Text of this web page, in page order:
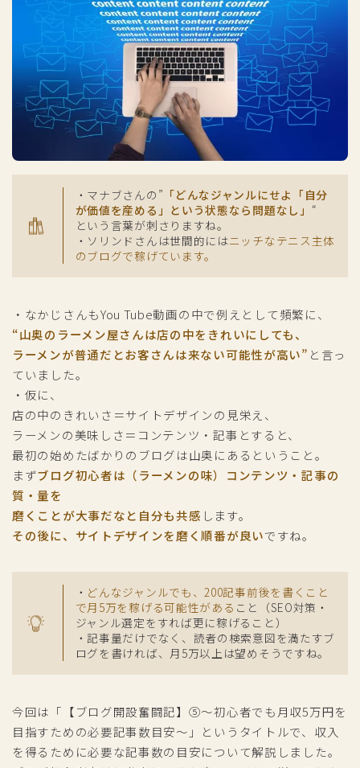
・マナブさんの” 「どんなジャンルにせよ「自分
が価値を産める」という状態なら問題なし」 “
という言葉が刺さりますね。
・ソリンドさんは世間的にはニッチなテニス主体
のブログで稼げています。
・なかじさんもYou Tube動画の中で例えとして頻繁に、
“山奥のラーメン屋さんは店の中をきれいにしても、
ラーメンが普通だとお客さんは来ない可能性が高い” と言っ
ていました。
・仮に、
店の中のきれいさ＝サイトデザインの見栄え、
ラーメンの美味しさ＝コンテンツ・記事とすると、
最初の始めたばかりのブログは山奥にあるということ。
まずブログ初心者は（ラーメンの味）コンテンツ・記事の
質・量を
磨くことが大事だなと自分も共感 します。
その後に、サイトデザインを磨く順番が良いですね。
・ どんなジャンルでも、200記事前後を書くこと
で月5万を稼げる可能性がある こと（SEO対策・
ジャンル選定をすれば更に稼げること）
・記事量だけでなく、読者の検索意図を満たすブ
ログを書ければ、月5万以上は望めそうですね。
今回は「【ブログ開設奮闘記】⑤～初心者でも月収5万円を
目指すための必要記事数目安～」というタイトルで、収入
を得るために必要な記事数の目安について解説しました。